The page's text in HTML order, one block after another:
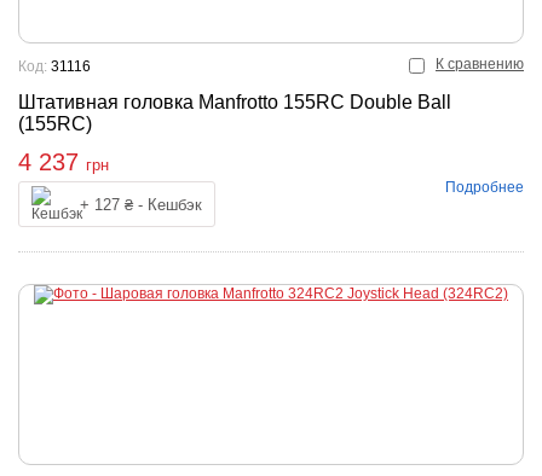
К сравнению
Штативная головка Manfrotto 155RC Double Ball
(155RC)
Код: 31116
4 237 грн
+ 127 ₴ - Кешбэк
Подробнее